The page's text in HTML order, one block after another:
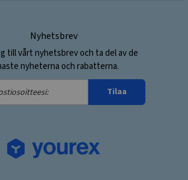
Nyhetsbrev
till vårt nyhetsbrev och ta del av de
nyheterna och rabatterna.
Tilaa